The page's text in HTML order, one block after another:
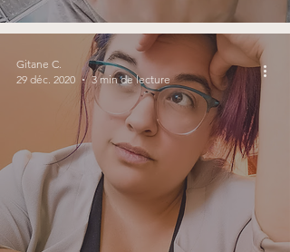
Gitane C.
29 déc. 2020
3 min de lecture